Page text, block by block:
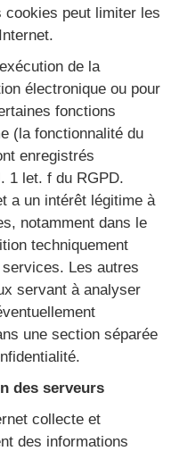
cookies peut limiter les
de la
électronique ou pour
fonctions
(la fonctionnalité du
enregistrés
1 let. f du RGPD.
a un intérêt légitime à
notamment dans le
techniquement
Les autres
servant à analyser
une section séparée
des serveurs
collecte et
des informations